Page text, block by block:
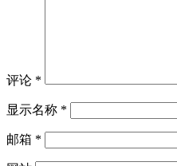
评论 *
显示名称 *
邮箱 *